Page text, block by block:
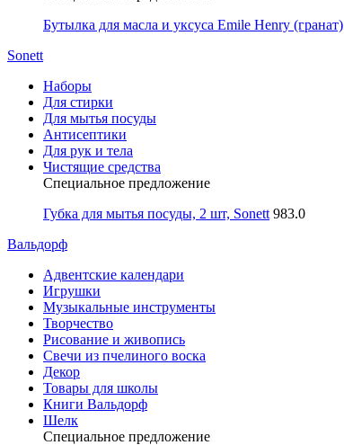
Бутылка для масла и уксуса Emile Henry (гранат)
Sonett
Наборы
Для стирки
Для мытья посуды
Антисептики
Для рук и тела
Чистящие средства
Специальное предложение
Губка для мытья посуды, 2 шт, Sonett 983.0
Вальдорф
Адвентские календари
Игрушки
Музыкальные инструменты
Творчество
Рисование и живопись
Свечи из пчелиного воска
Декор
Товары для школы
Книги Вальдорф
Шелк
Специальное предложение